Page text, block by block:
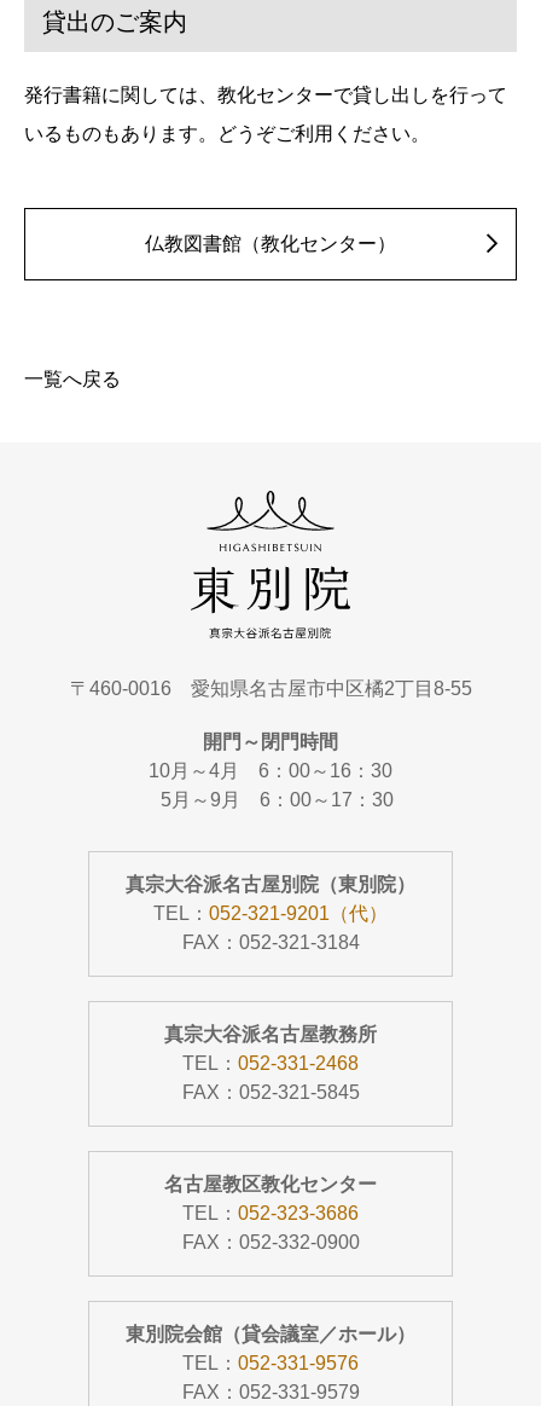
貸出のご案内
発行書籍に関しては、教化センターで貸し出しを行って
いるものもあります。どうぞご利用ください。
仏教図書館（教化センター）
一覧へ戻る
〒460-0016 愛知県名古屋市中区橘2丁目8-55
開門～閉門時間
10月～4月 6：00～16：30
5月～9月 6：00～17：30
真宗大谷派名古屋別院（東別院）
TEL： 052-321-9201（代）
FAX：052-321-3184
真宗大谷派名古屋教務所
TEL： 052-331-2468
FAX：052-321-5845
名古屋教区教化センター
TEL： 052-323-3686
FAX：052-332-0900
東別院会館（貸会議室／ホール）
TEL： 052-331-9576
FAX：052-331-9579